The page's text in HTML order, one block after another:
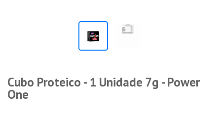
Cubo Proteico - 1 Unidade 7g - Power
One